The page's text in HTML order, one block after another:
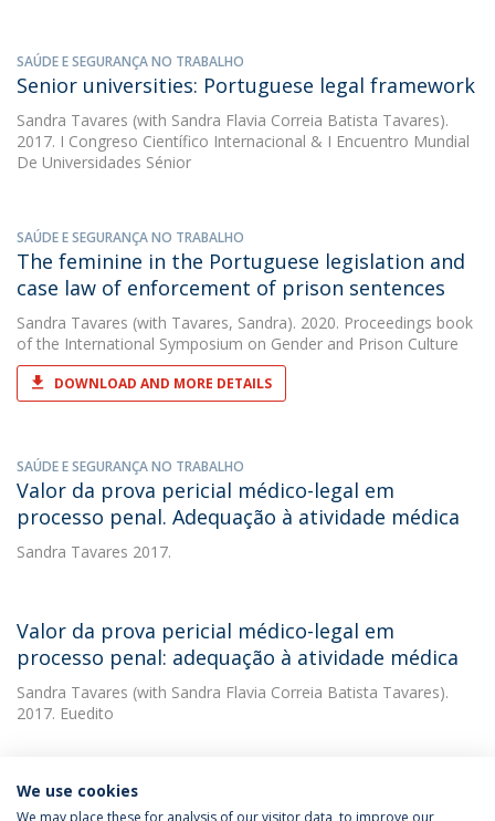
SAÚDE E SEGURANÇA NO TRABALHO
Senior universities: Portuguese legal framework
Sandra Tavares (with Sandra Flavia Correia Batista Tavares).
2017. I Congreso Científico Internacional & I Encuentro Mundial
De Universidades Sénior
SAÚDE E SEGURANÇA NO TRABALHO
The feminine in the Portuguese legislation and
case law of enforcement of prison sentences
Sandra Tavares (with Tavares, Sandra). 2020. Proceedings book
of the International Symposium on Gender and Prison Culture
DOWNLOAD AND MORE DETAILS
SAÚDE E SEGURANÇA NO TRABALHO
Valor da prova pericial médico-legal em
processo penal. Adequação à atividade médica
Sandra Tavares 2017.
Valor da prova pericial médico-legal em
processo penal: adequação à atividade médica
Sandra Tavares (with Sandra Flavia Correia Batista Tavares).
2017. Euedito
We use cookies
We may place these for analysis of our visitor data, to improve our